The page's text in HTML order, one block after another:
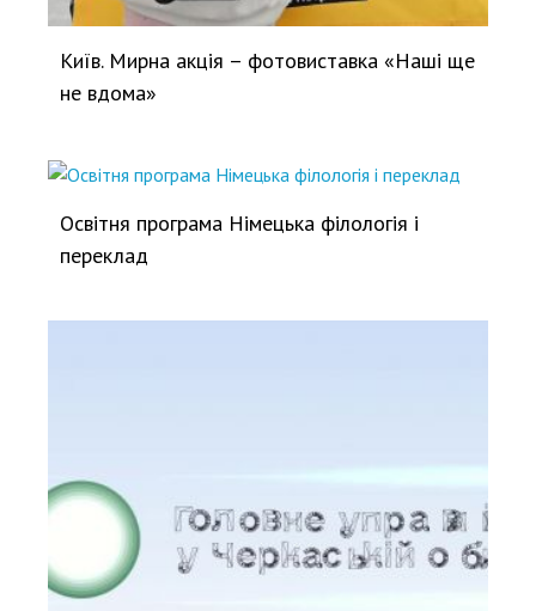
Київ. Мирна акція – фотовиставка «Наші ще
не вдома»
Освітня програма Німецька філологія і
переклад